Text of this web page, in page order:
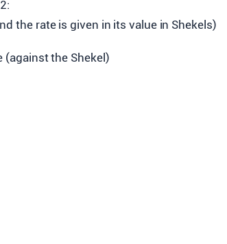
the rate is given in its value in Shekels)
(against the Shekel)